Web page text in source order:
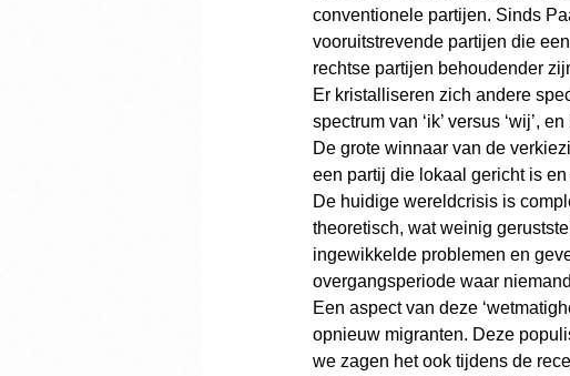
conventionele partijen. Sinds
vooruitstrevende partijen die
rechtse partijen behoudender
Er kristalliseren zich andere
spectrum van ‘ik’ versus ‘wij’,
De grote winnaar van de
een partij die lokaal gericht is en
De huidige wereldcrisis is
theoretisch, wat weinig
ingewikkelde problemen en
overgangsperiode waar
Een aspect van deze
opnieuw migranten. Deze
we zagen het ook tijdens de